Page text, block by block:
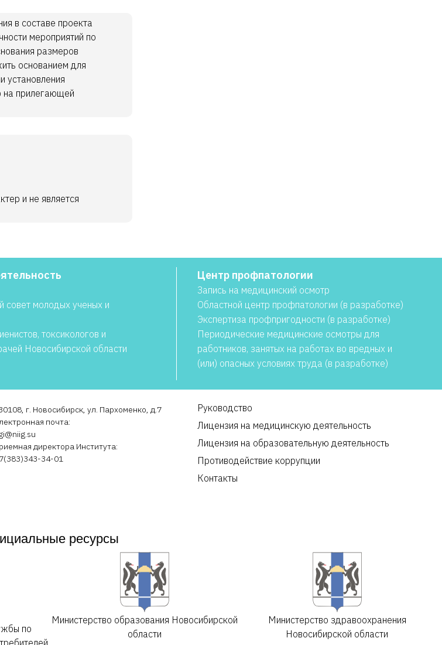
в составе проекта
мероприятий по
размеров
основанием для
установления
на прилегающей
и не является
совет молодых ученых и
токсикологов и
Новосибирской области
Центр профпатологии
Запись на медицинский осмотр
Областной центр профпатологии (в разработке)
Экспертиза профпригодности (в разработке)
Периодические медицинские осмотры для
работников, занятых на работах во вредных и
(или) опасных условиях труда (в разработке)
г. Новосибирск, ул. Пархоменко, д.7
почта:
директора Института:
34-01
Руководство
Лицензия на медицинскую деятельность
Лицензия на образовательную деятельность
Противодействие коррупции
Контакты
ресурсы
по
Министерство образования Новосибирской
области
Министерство здравоохранения
Новосибирской области